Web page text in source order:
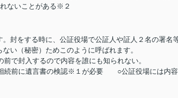
ないことがある※２
封をする時に、公証役場で公証人や証人２名の署名
い（秘密）ためこのように呼ばれます。
封入するので内容を誰にも知られない。
続前に遺言書の検認※１が必要 ○公証役場には内容